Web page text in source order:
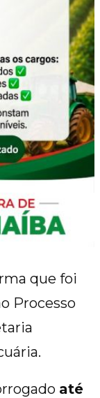
que foi
Processo
até